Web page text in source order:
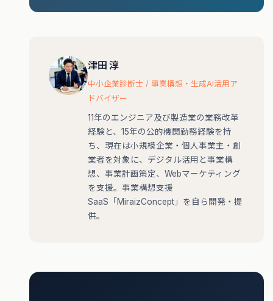
津田 淳
中小企業診断士 / 事業構想・生成AI活用ア
ドバイザー
11年のエンジニア及び製造業の業務改革
経験と、15年の公的機関勤務経験を持
ち、現在は小規模企業・個人事業主・創
業者を対象に、デジタル活用と事業構
想、事業計画策定、Webマーケティング
を支援。事業構想支援
SaaS「MiraizConcept」を自ら開発・提
供。